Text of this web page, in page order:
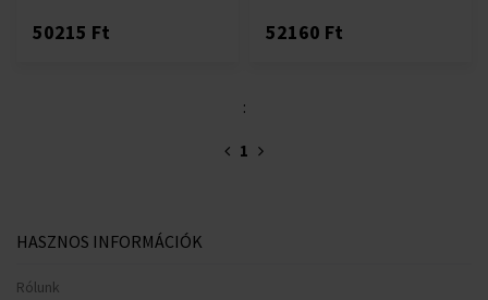
50215 Ft 52160 Ft
:
1
HASZNOS INFORMÁCIÓK
Rólunk